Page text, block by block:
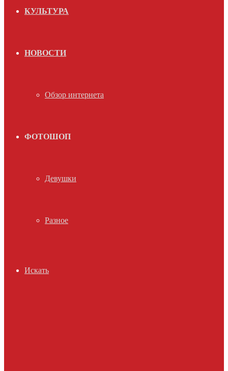
КУЛЬТУРА
НОВОСТИ
Обзор интернета
ФОТОШОП
Девушки
Разное
Искать